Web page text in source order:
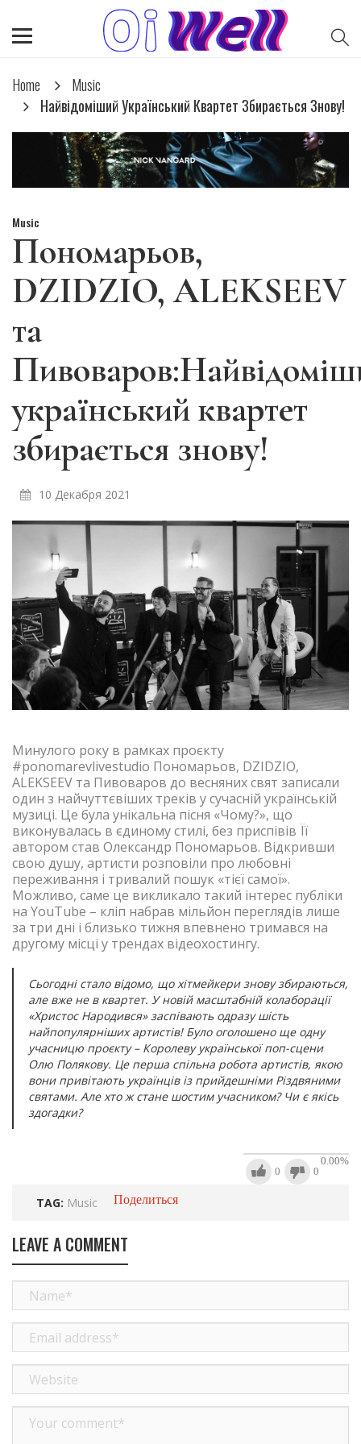
Home
Music
Найвідоміший Український Квартет Збирається Знову!
Music
Пономарьов,
DZIDZIO, ALEKSEEV
та
український квартет
збирається знову!
10 Декабря 2021
Минулого року в рамках проєкту
#ponomarevlivestudio Пономарьов, DZIDZIO,
ALEKSEEV та Пивоваров до весняних свят записали
один з найчуттєвіших треків у сучасній українській
музиці. Це була унікальна пісня «Чому?», що
виконувалась в єдиному стилі, без приспівів Її
автором став Олександр Пономарьов. Відкривши
свою душу, артисти розповіли про любовні
переживання і тривалий пошук «тієї самої».
Можливо, саме це викликало такий інтерес публіки
на YouTube – кліп набрав мільйон переглядів лише
за три дні і близько тижня впевнено тримався на
другому місці у трендах відеохостингу.
Сьогодні стало відомо, що хітмейкери знову збираються,
але вже не в квартет. У новій масштабній колаборації
«Христос Народився» заспівають одразу шість
найпопулярніших артистів! Було оголошено ще одну
учасницю проєкту – Королеву української поп-сцени
Олю Полякову. Це перша спільна робота артистів, якою
вони привітають українців із прийдешніми Різдвяними
святами. Але хто ж стане шостим учасником? Чи є якісь
здогадки?
0.00%
0
0
TAG: Music Поделиться
LEAVE A COMMENT